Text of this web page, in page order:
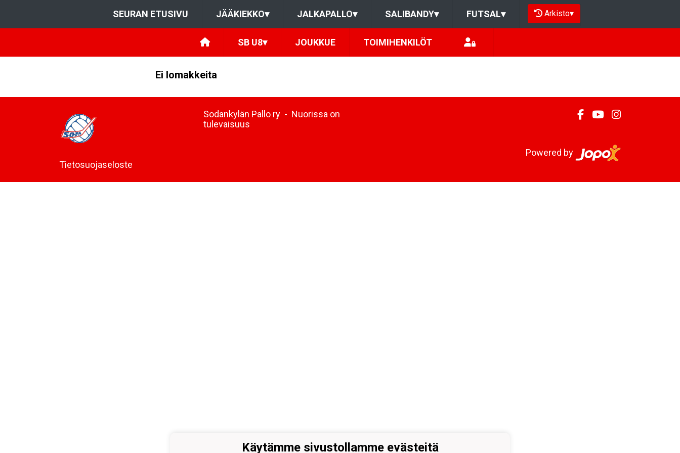
SEURAN ETUSIVU JÄÄKIEKKO▾ JALKAPALLO▾ SALIBANDY▾ FUTSAL▾ Arkisto▾
SB U8▾ JOUKKUE TOIMIHENKILÖT
Ei lomakkeita
Tietosuojaseloste
Sodankylän Pallo ry - Nuorissa on
tulevaisuus
Powered by
Käytämme sivustollamme evästeitä